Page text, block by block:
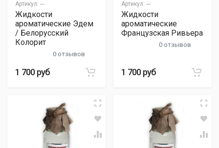
Артикул: ---
Жидкости
ароматические Эдем
/ Белорусский
Колорит
0 отзывов
1 700 руб
Артикул: ---
Жидкости
ароматические
Французская Ривьера
0 отзывов
1 700 руб